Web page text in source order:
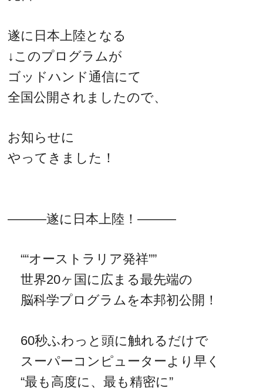
遂に日本上陸となる
↓このプログラムが
ゴッドハンド通信にて
全国公開されましたので、
お知らせに
やってきました！
―――遂に日本上陸！―――
““オーストラリア発祥””
世界20ヶ国に広まる最先端の
脳科学プログラムを本邦初公開！
60秒ふわっと頭に触れるだけで
スーパーコンピューターより早く
“最も高度に、最も精密に”